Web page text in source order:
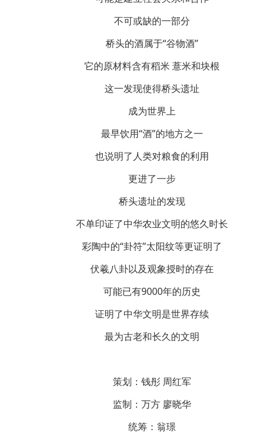
不可或缺的一部分
桥头的酒属于“谷物酒”
它的原材料含有稻米 薏米和块根
这一发现使得桥头遗址
成为世界上
最早饮用“酒”的地方之一
也说明了人类对粮食的利用
更进了一步
桥头遗址的发现
不单印证了中华农业文明的悠久时长
彩陶中的“卦符”太阳纹等更证明了
伏羲八卦以及观象授时的存在
可能已有9000年的历史
证明了中华文明是世界存续
最为古老和长久的文明
策划：钱彤 周红军
监制：万方 廖晓华
统筹：翁璟